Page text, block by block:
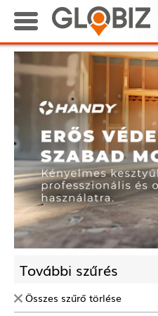
További szűrés
Összes szűrő törlése